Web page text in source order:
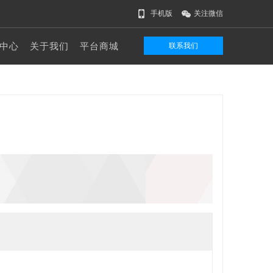
手机版 关注微信
心 关于我们 平台商城 联系我们